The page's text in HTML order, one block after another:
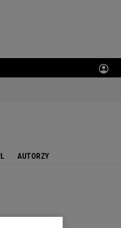
AUTORZY